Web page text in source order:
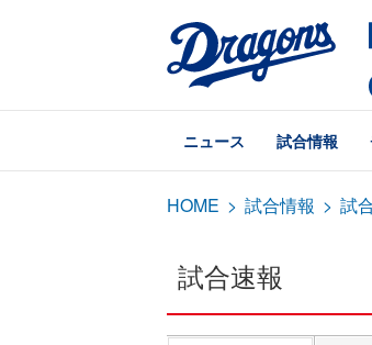
ニュース 試合情報
HOME > 試合情報 > 試
試合速報